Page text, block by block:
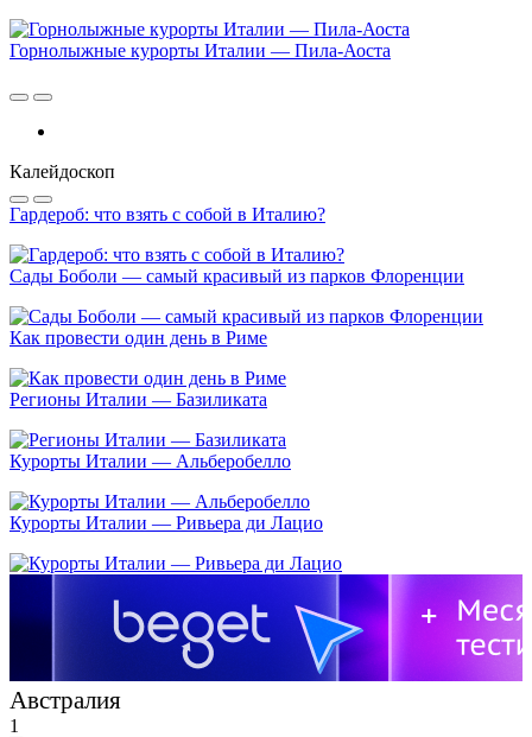
Горнолыжные курорты Италии — Пила-Аоста
Калейдоскоп
Гардероб: что взять с собой в Италию?
Сады Боболи — самый красивый из парков Флоренции
Как провести один день в Риме
Регионы Италии — Базиликата
Курорты Италии — Альберобелло
Курорты Италии — Ривьера ди Лацио
Австралия
1